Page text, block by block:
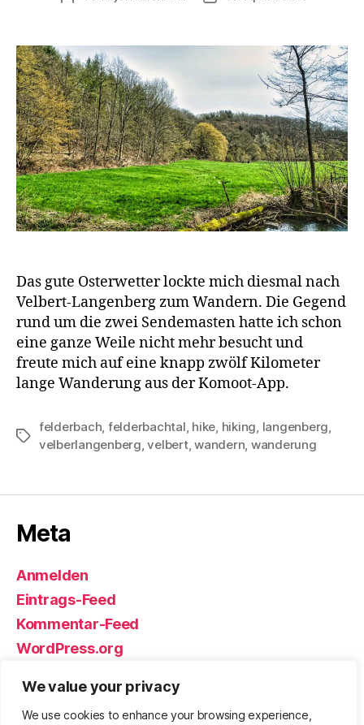
We value your privacy
We use cookies to enhance your browsing experience,
Das gute Osterwetter lockte mich diesmal nach
Velbert-Langenberg zum Wandern. Die Gegend
rund um die zwei Sendemasten hatte ich schon
eine ganze Weile nicht mehr besucht und
freute mich auf eine knapp zwölf Kilometer
lange Wanderung aus der Komoot-App.
Schlagwörter
felderbach, felderbachtal, hike, hiking, langenberg,
velberlangenberg,velbert,wandern, wanderung
Meta
Anmelden
Eintrags-Feed
Kommentar-Feed
WordPress.org
© 2026Björn Eickhoff – Der Blog Nach oben